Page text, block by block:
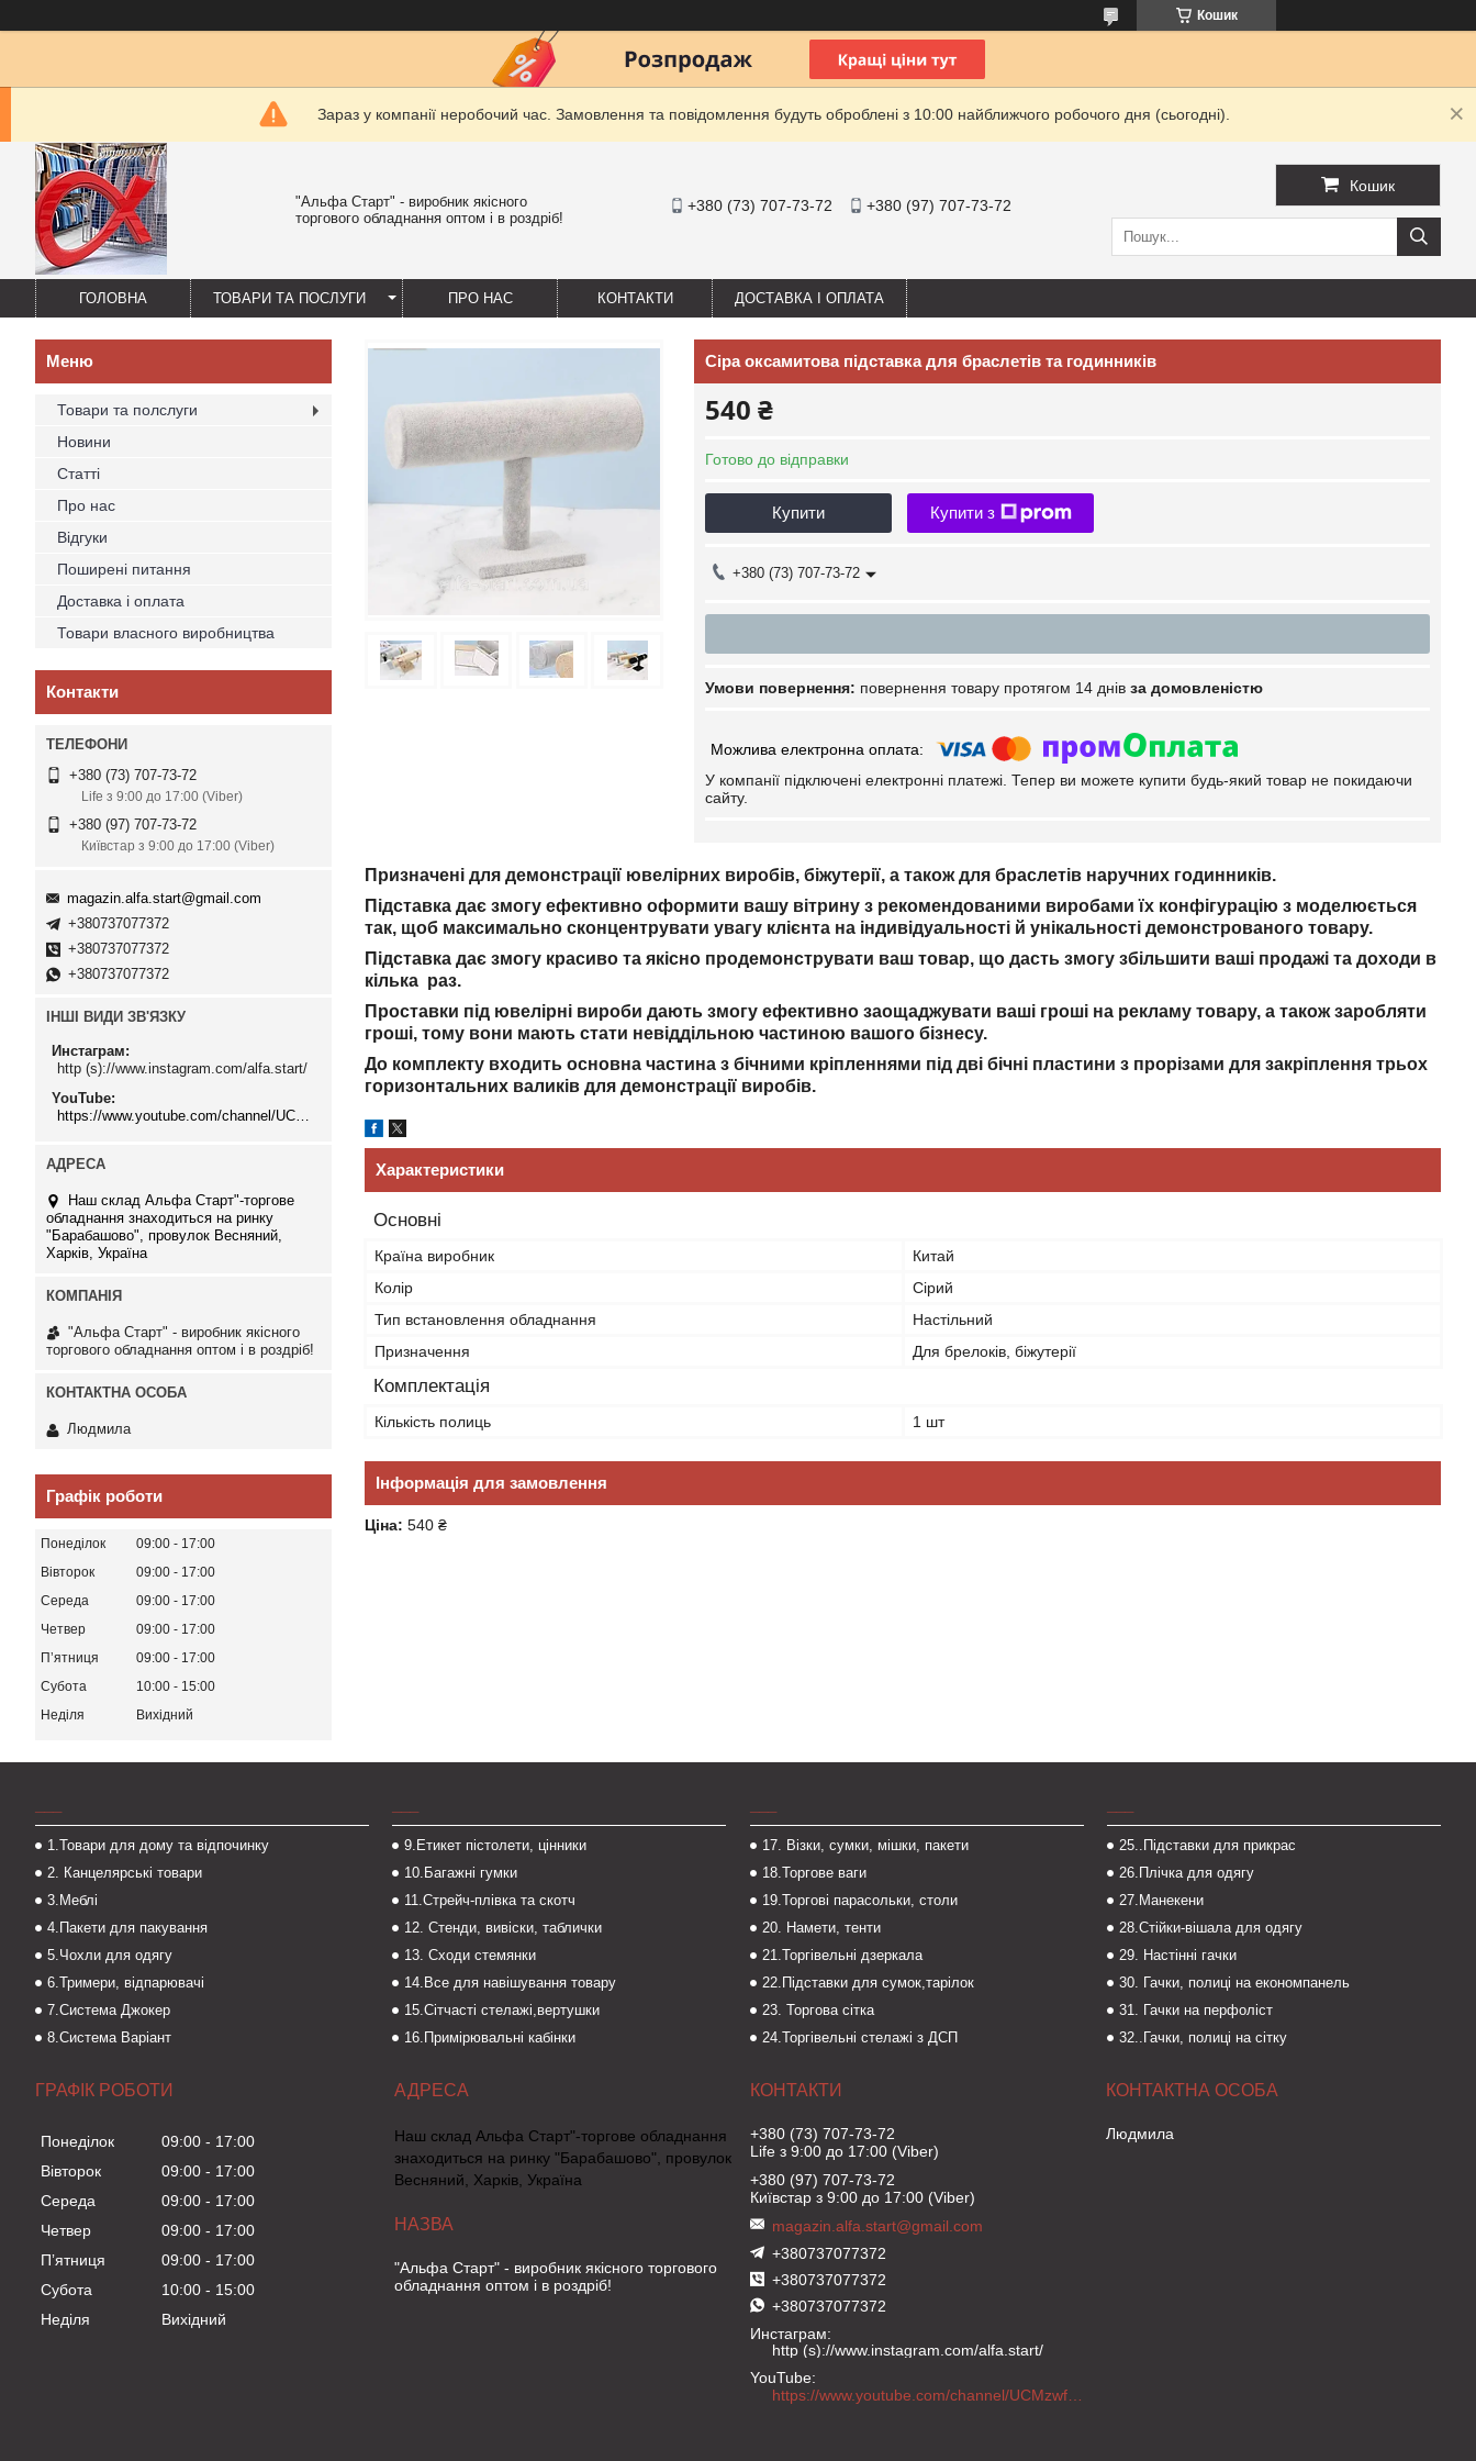
Кошик
Зараз у компанії неробочий час. Замовлення та повідомлення будуть оброблені з 10:00 найближчого робочого дня (сьогодні).
"Альфа Старт" - виробник якісного
торгового обладнання оптом і в роздріб!
+380 (73) 707-73-72 +380 (97) 707-73-72
Кошик
ГОЛОВНА ТОВАРИ ТА ПОСЛУГИ ПРО НАС КОНТАКТИ ДОСТАВКА І ОПЛАТА
Сіра оксамитова підставка для браслетів та годинників
540 ₴
Готово до відправки
Купити Купити з
+380 (73) 707-73-72
повернення товару протягом 14 днів за домовленістю
У компанії підключені електронні платежі. Тепер ви можете купити будь-який товар не покидаючи
сайту.
Призначені для демонстрації ювелірних виробів, біжутерії, а також для браслетів наручних годинників.
Підставка дає змогу ефективно оформити вашу вітрину з рекомендованими виробами їх конфігурацію з моделюється
так, щоб максимально сконцентрувати увагу клієнта на індивідуальності й унікальності демонстрованого товару.
Підставка дає змогу красиво та якісно продемонструвати ваш товар, що дасть змогу збільшити ваші продажі та доходи в
кілька раз.
Проставки під ювелірні вироби дають змогу ефективно заощаджувати ваші гроші на рекламу товару, а також заробляти
гроші, тому вони мають стати невіддільною частиною вашого бізнесу.
До комплекту входить основна частина з бічними кріпленнями під дві бічні пластини з прорізами для закріплення трьох
горизонтальних валиків для демонстрації виробів.
Характеристики
Основні
Країна виробник
Китай
Колір
Сірий
Тип встановлення обладнання
Настільний
Призначення
Для брелоків, біжутерії
Комплектація
Кількість полиць 1 шт
Інформація для замовлення
Ціна: 540 ₴
Товари та полслуги
Новини
Статті
Про нас
Відгуки
Поширені питання
Доставка і оплата
Товари власного виробництва
Контакти
+380 (73) 707-73-72
Life з 9:00 до 17:00 (Viber)
+380 (97) 707-73-72
Київстар з 9:00 до 17:00 (Viber)
magazin.alfa.start@gmail.com
+380737077372
+380737077372
+380737077372
ІНШІ ВИДИ ЗВ'ЯЗКУ
Инстаграм
http (s)://www.instagram.com/alfa.start/
YouTube
Наш склад Альфа Старт"-торгове
обладнання знаходиться на ринку
"Барабашово", провулок Весняний,
Харків, Україна
"Альфа Старт" - виробник якісного
торгового обладнання оптом і в роздріб!
Людмила
Графік роботи
Понеділок 09:00
17:00
Вівторок
09:00
17:00
Середа
09:00
17:00
Четвер
09:00
17:00
Пʼятниця
09:00
17:00
Субота
10:00
15:00
Неділя
Вихідний
1.Товари для дому та відпочинку
2. Канцелярські товари
3.Меблі
4.Пакети для пакування
5.Чохли для одягу
6.Тримери, відпарювачі
7.Система Джокер
8.Система Варіант
9.Етикет пістолети, цінники
10.Багажні гумки
11.Стрейч-плівка та скотч
12. Стенди, вивіски, таблички
13. Сходи стемянки
14.Все для навішування товару
15.Сітчасті стелажі,вертушки
16.Примірювальні кабінки
17. Візки, сумки, мішки, пакети
18.Торгове ваги
19.Торгові парасольки, столи
20. Намети, тенти
21.Торгівельні дзеркала
22.Підставки для сумок,тарілок
23. Торгова сітка
24.Торгівельні стелажі з ДСП
25..Підставки для прикрас
26.Плічка для одягу
27.Манекени
28.Стійки-вішала для одягу
29. Настінні гачки
30. Гачки, полиці на економпанель
31. Гачки на перфоліст
32..Гачки, полиці на сітку
ГРАФІК РОБОТИ
Понеділок 09:00
17:00
Вівторок
09:00
17:00
Середа
09:00
17:00
Четвер
09:00
17:00
Пʼятниця
09:00
17:00
Субота
10:00
15:00
Неділя
Вихідний
Наш склад Альфа Старт"-торгове обладнання
знаходиться на ринку "Барабашово", провулок
Весняний, Харків, Україна
"Альфа Старт" - виробник якісного торгового
обладнання оптом і в роздріб!
+380 (73) 707-73-72
Life з 9:00 до 17:00 (Viber)
+380 (97) 707-73-72
Київстар з 9:00 до 17:00 (Viber)
magazin.alfa.start@gmail.com
+380737077372
+380737077372
+380737077372
Инстаграм
http (s)://www.instagram.com/alfa.start/
YouTube
https://www.youtube.com/channel/UCMzwfuPdxogFIKF_nELVFNw
Людмила